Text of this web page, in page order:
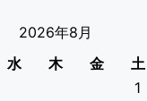
2026年8月
水 木 金 土
1